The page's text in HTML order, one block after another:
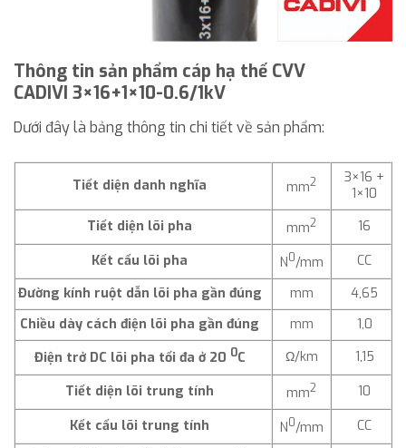
Thông tin sản phẩm cáp hạ thế CVV
CADIVI 3×16+1×10-0.6/1kV
Dưới đây là bảng thông tin chi tiết về sản phẩm:
Tiết diện danh nghĩa mm2
3×16 +
1×10
Tiết diện lõi pha
mm2
16
Kết cấu lõi pha
N0/mm
CC
Đường kính ruột dẫn lõi pha gần đúng
mm
4,65
Chiều dày cách điện lõi pha gần đúng
mm
1,0
Điện trở DC lõi pha tối đa ở 20 0C Ω/km
1,15
Tiết diện lõi trung tính
mm2
10
Kết cấu lõi trung tính
N0/mm
CC